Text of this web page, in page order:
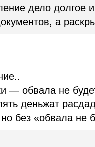
дело долгое
а
— обвала не
деньжат
без «обвала не